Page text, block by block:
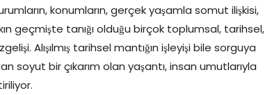
konumların, gerçek yaşamla somut ilişkisi,
geçmişte tanığı olduğu birçok toplumsal, tarihsel,
Alışılmış tarihsel mantığın işleyişi bile sorguya
soyut bir çıkarım olan yaşantı, insan umutlarıyla